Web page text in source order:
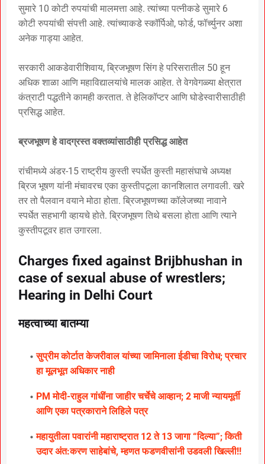
सुमारे 10 कोटी रुपयांची मालमत्ता आहे. त्यांच्या पत्नीकडे सुमारे 6
कोटी रुपयांची संपत्ती आहे. त्यांच्याकडे स्कॉर्पिओ, फोर्ड, फॉर्च्युनर अशा
अनेक गाड्या आहेत.
सरकारी आकडेवारीशिवाय, ब्रिजभूषण सिंग हे परिसरातील 50 हून
अधिक शाळा आणि महाविद्यालयांचे मालक आहेत. ते वेगवेगळ्या क्षेत्रात
कंत्राटी पद्धतीने कामही करतात. ते हेलिकॉप्टर आणि घोडेस्वारीसाठीही
प्रसिद्ध आहेत.
ब्रजभूषण हे वादग्रस्त वक्तव्यांसाठीही प्रसिद्ध आहेत
रांचीमध्ये अंडर-15 राष्ट्रीय कुस्ती स्पर्धेत कुस्ती महासंघाचे अध्यक्ष
ब्रिज भूषण यांनी मंचावरच एका कुस्तीपटूला कानशिलात लगावली. खरे
तर तो पैलवान वयाने मोठा होता. ब्रिजभूषणच्या कॉलेजच्या नावाने
स्पर्धेत सहभागी व्हायचे होते. ब्रिजभूषण तिथे बसला होता आणि त्याने
कुस्तीपटूवर हात उगारला.
Charges fixed against Brijbhushan in
case of sexual abuse of wrestlers;
Hearing in Delhi Court
महत्वाच्या बातम्या
सुप्रीम कोर्टात केजरीवाल यांच्या जामिनाला ईडीचा विरोध; प्रचार
हा मूलभूत अधिकार नाही
PM मोदी-राहुल गांधींना जाहीर चर्चेचे आव्हान; 2 माजी न्यायमूर्ती
आणि एका पत्रकाराने लिहिले पत्र
महायुतीला पवारांनी महाराष्ट्रात 12 ते 13 जागा “दिल्या”; किती
उदार अंत:करण साहेबांचे, म्हणत फडणवीसांनी उडवली खिल्ली!!